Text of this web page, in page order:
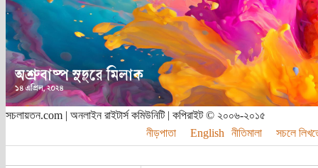
সচলায়তন.com | অনলাইন রাইটার্স কমিউনিটি | কপিরাইট © ২০০৬-২০১৫
নীড়পাতা
English নীতিমালা সচলে